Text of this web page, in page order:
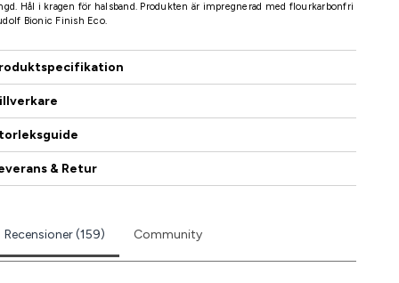
Hål i kragen för halsband. Produkten är impregnerad med flourkarbonfri
Bionic Finish Eco.
& Retur
Recensioner (159) Community